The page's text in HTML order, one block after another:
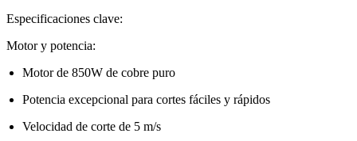
Especificaciones clave:
Motor y potencia:
Motor de 850W de cobre puro
Potencia excepcional para cortes fáciles y rápidos
Velocidad de corte de 5 m/s